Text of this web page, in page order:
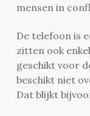
mensen in
De telefoon is
zitten ook
geschikt voor
beschikt niet
Dat blijkt